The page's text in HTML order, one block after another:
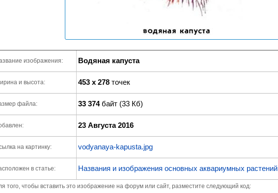
изображения: Водяная капуста
и высота: 453 x 278 точек
файла: 33 374байт (33 Кб)
23 Августа 2016
на картинку: vodyanaya-kapusta.jpg
в статье: Названия и изображения основных аквариумных растений
того, чтобы вставить это изображение на форум или сайт, разместите следующий код: